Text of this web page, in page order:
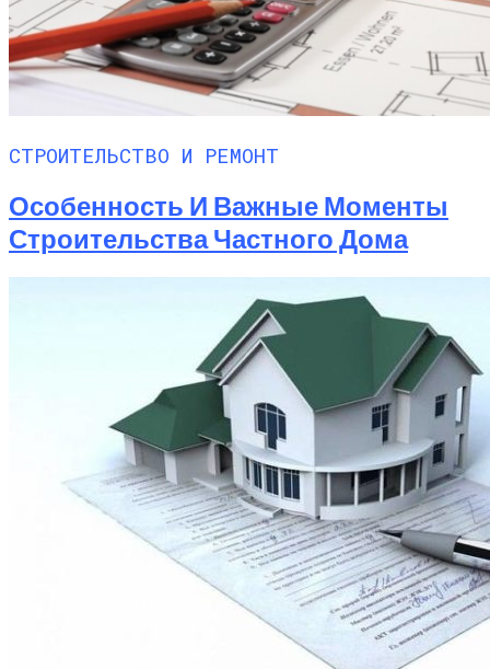
СТРОИТЕЛЬСТВО И РЕМОНТ
Особенность И Важные Моменты
Строительства Частного Дома